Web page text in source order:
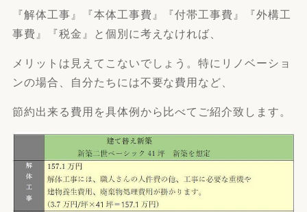
『解体工事』『本体工事費』『付帯工事費』『外構工
事費』『税金』と個別に考えなければ、
メリットは見えてこないでしょう。特にリノベーショ
ンの場合、自分たちには不要な費用など、
節約出来る費用を具体例から比べてご紹介致します。